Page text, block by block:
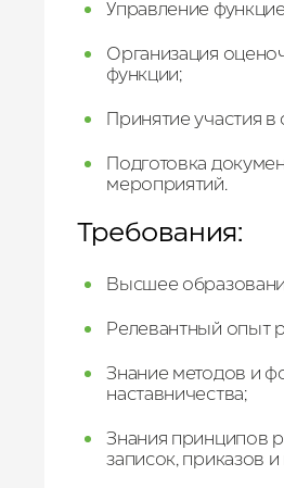
Управление
Организация
функции;
Принятие участия
Подготовка
мероприятий.
Требования:
Высшее
Релевантный опыт
Знание методов и
наставничества;
Знания принципов
записок, приказов